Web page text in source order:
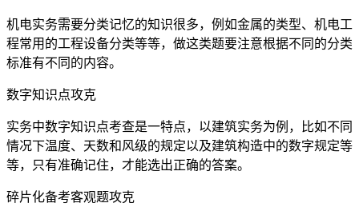
机电实务需要分类记忆的知识很多，例如金属的类型、机电工
程常用的工程设备分类等等，做这类题要注意根据不同的分类
标准有不同的内容。
数字知识点攻克
实务中数字知识点考查是一特点，以建筑实务为例，比如不同
情况下温度、天数和风级的规定以及建筑构造中的数字规定等
等，只有准确记住，才能选出正确的答案。
碎片化备考客观题攻克